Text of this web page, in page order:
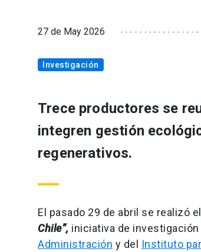
27 de May 2026
Investigación
Trece productores se
integren gestión
regenerativos.
El pasado 29 de abril se realizó
Chile”, iniciativa de investigación
Administración y del Instituto